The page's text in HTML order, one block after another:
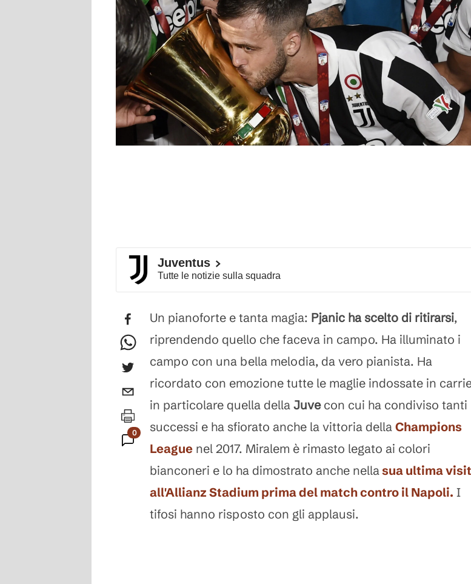
Juventus
Tutte le notizie sulla squadra
0
Commenti
Un pianoforte e tanta magia: Pjanic ha scelto di ritirarsi,
riprendendo quello che faceva in campo. Ha illuminato i
campo con una bella melodia, da vero pianista. Ha
ricordato con emozione tutte le maglie indossate in
in particolare quella della Juvecon cui ha condiviso tanti
successi e ha sfiorato anche la vittoria della Champions
League nel 2017. Miralem è rimasto legato ai colori
bianconeri e lo ha dimostrato anche nellasua ultima
all'Allianz Stadium prima del match contro il Napoli. I
tifosi hanno risposto con gli applausi.